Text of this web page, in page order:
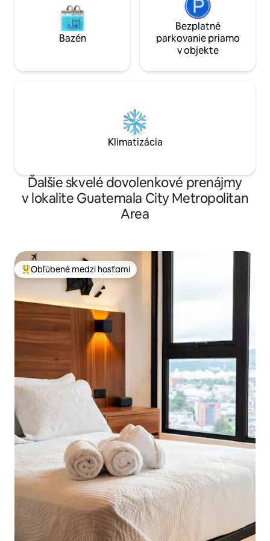
Bazén
Bezplatné
parkovanie priamo
v objekte
Klimatizácia
Ďalšie skvelé dovolenkové prenájmy
v lokalite Guatemala City Metropolitan
Area
Najobľúbenejšie medzi hosťami
Obľúbené medzi hosťami